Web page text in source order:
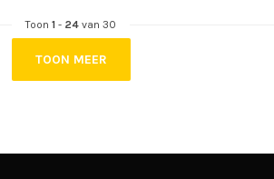
Toon 1 - 24 van 30
TOON MEER